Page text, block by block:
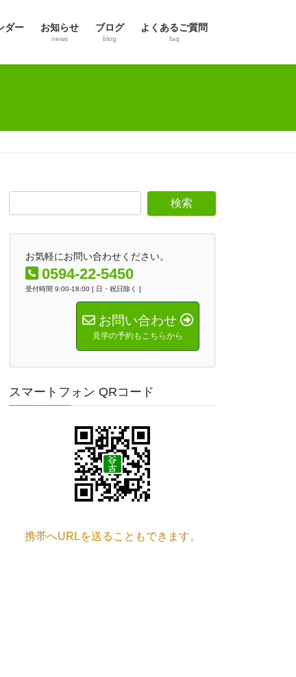
ダー お知らせ
news
ブログ
blog
よくあるご質問
faq
お気軽にお問い合わせください。
0594-22-5450
受付時間 9:00-18:00 [ 日・祝日除く ]
お問い合わせ
見学の予約もこちらから
スマートフォン QRコード
携帯へURLを送ることもできます。